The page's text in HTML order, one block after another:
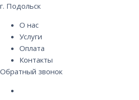
г. Подольск
О нас
Услуги
Оплата
Контакты
Обратный звонок